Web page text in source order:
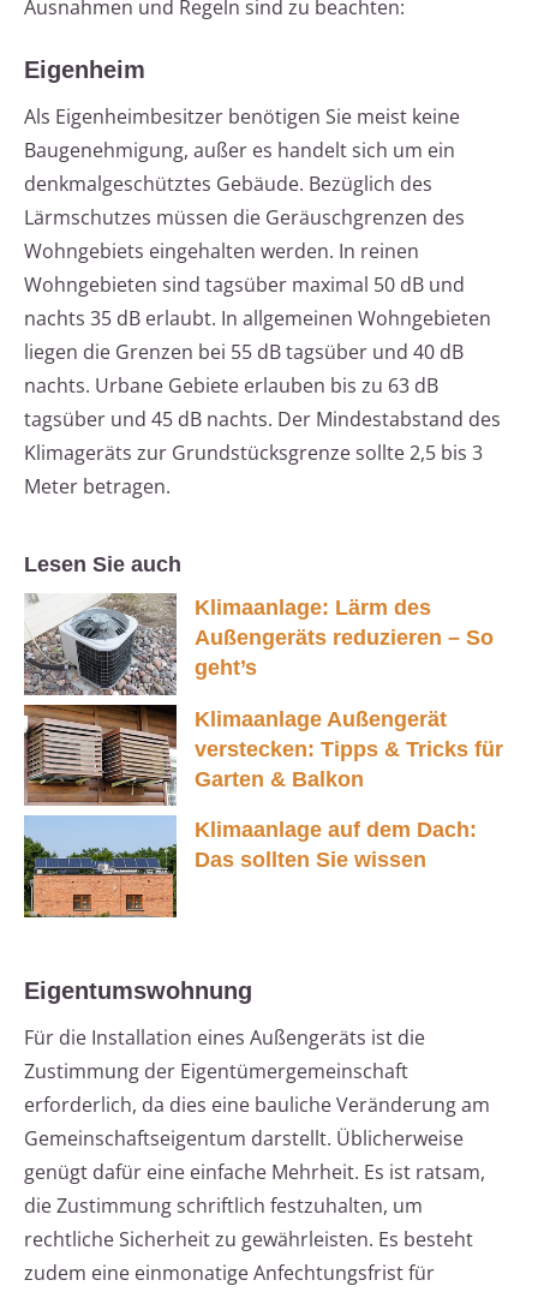
Ausnahmen und Regeln sind zu beachten:
Eigenheim
Als Eigenheimbesitzer benötigen Sie meist keine
Baugenehmigung, außer es handelt sich um ein
denkmalgeschütztes Gebäude. Bezüglich des
Lärmschutzes müssen die Geräuschgrenzen des
Wohngebiets eingehalten werden. In reinen
Wohngebieten sind tagsüber maximal 50 dB und
nachts 35 dB erlaubt. In allgemeinen Wohngebieten
liegen die Grenzen bei 55 dB tagsüber und 40 dB
nachts. Urbane Gebiete erlauben bis zu 63 dB
tagsüber und 45 dB nachts. Der Mindestabstand des
Klimageräts zur Grundstücksgrenze sollte 2,5 bis 3
Meter betragen.
Lesen Sie auch
Klimaanlage: Lärm des
Außengeräts reduzieren – So
geht’s
Klimaanlage Außengerät
verstecken: Tipps & Tricks für
Garten & Balkon
Klimaanlage auf dem Dach:
Das sollten Sie wissen
Eigentumswohnung
Für die Installation eines Außengeräts ist die
Zustimmung der Eigentümergemeinschaft
erforderlich, da dies eine bauliche Veränderung am
Gemeinschaftseigentum darstellt. Üblicherweise
genügt dafür eine einfache Mehrheit. Es ist ratsam,
die Zustimmung schriftlich festzuhalten, um
rechtliche Sicherheit zu gewährleisten. Es besteht
zudem eine einmonatige Anfechtungsfrist für